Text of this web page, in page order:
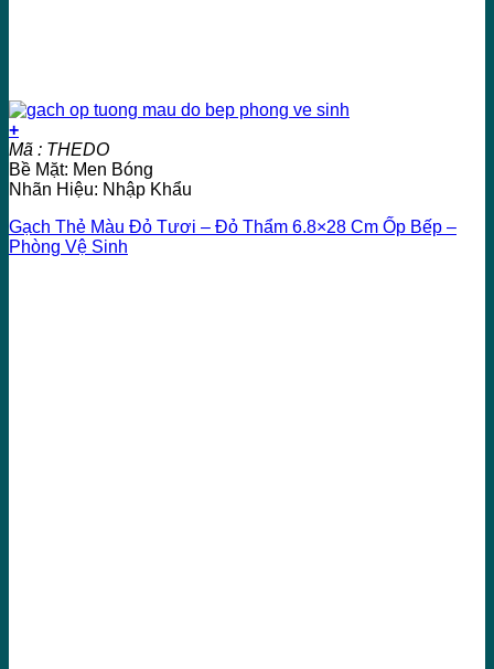
+
Mã : THEDO
Bề Mặt: Men Bóng
Nhãn Hiệu: Nhập Khẩu
Gạch Thẻ Màu Đỏ Tươi – Đỏ Thẩm 6.8×28 Cm Ốp Bếp –
Phòng Vệ Sinh